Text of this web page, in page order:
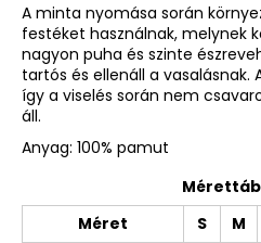
A minta nyomása során
festéket használnak, melynek
nagyon puha és szinte
tartós és ellenáll a
így a viselés során nem
áll.
Anyag: 100% pamut
Méret
S M